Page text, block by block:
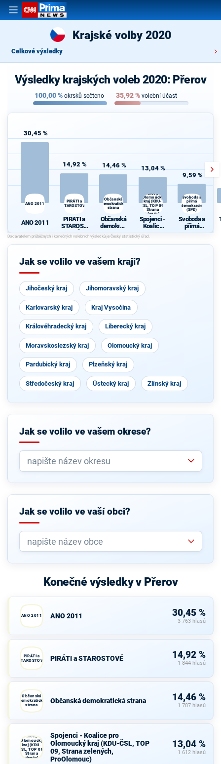
Krajské volby 2020
Celkové výsledky
Výsledky krajských voleb 2020: Přerov
100,00% okrsků sečteno 35,92% volební účast
30,45 %
ANO 2011
ANO 2011
14,92 %
PIRÁTI a
STAROSTOVÉ
PIRÁTI a
STAROST
OVÉ
14,46 %
Občanská
demokratická
strana
Občanská
demokrati
cká strana
13,04 %
Koalice pro
Olomoucký
kraj (KDU-
ČSL, TOP 09,
Strana
zelených,
ProOlomouc)
Spojenci -
Koalice
pro
Olomouck
ý kraj
ProOlomo
9,59 %
Svoboda a
přímá
demokracie
(SPD)
Svoboda a
přímá
demokraci
Jak se volilo ve vašem kraji?
Jihočeský kraj Jihomoravský kraj
Karlovarský kraj Kraj Vysočina
Královéhradecký kraj Liberecký kraj
Moravskoslezský kraj Olomoucký kraj
Pardubický kraj Plzeňský kraj
Středočeský kraj Ústecký kraj Zlínský kraj
Jak se volilo ve vašem okrese?
Jak se volilo ve vaší obci?
Konečné výsledky v Přerov
ANO 2011 ANO 2011 30,45 %
3 763 hlasů
PIRÁTI a
STAROSTOVÉ
PIRÁTI a STAROSTOVÉ 14,92 %
1 844 hlasů
Občanská
demokratická
strana
Občanská demokratická strana 14,46 %
1 787 hlasů
Koalice pro
Olomoucký
kraj (KDU-
ČSL, TOP 09,
Strana
zelených,
Spojenci - Koalice pro
Olomoucký kraj (KDU-ČSL, TOP
09, Strana zelených,
ProOlomouc)
13,04 %
1 612 hlasů